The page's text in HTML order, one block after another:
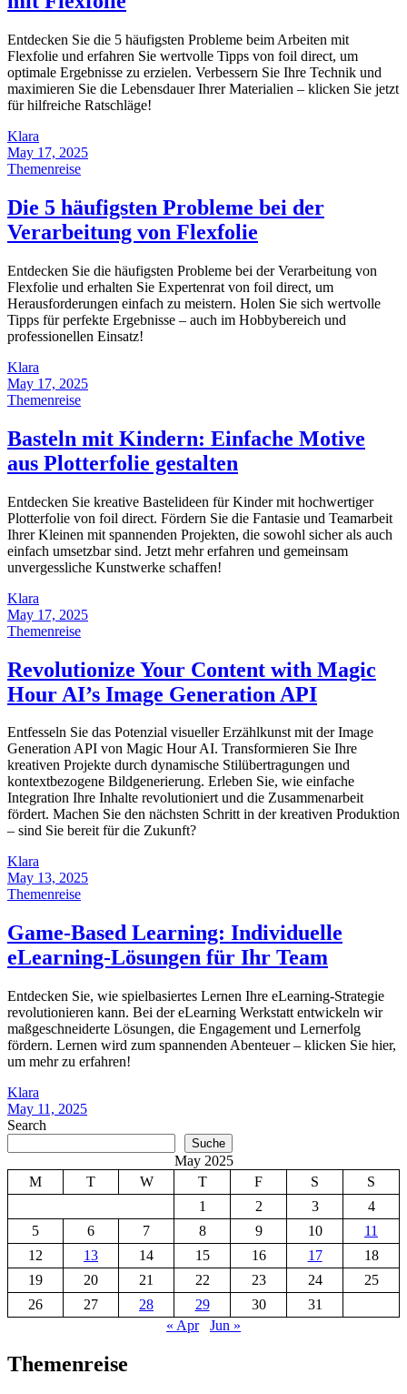
Entdecken Sie die 5 häufigsten Probleme beim Arbeiten mit
Flexfolie und erfahren Sie wertvolle Tipps von foil direct, um
optimale Ergebnisse zu erzielen. Verbessern Sie Ihre Technik und
maximieren Sie die Lebensdauer Ihrer Materialien – klicken Sie jetzt
für hilfreiche Ratschläge!
Klara
May 17, 2025
Themenreise
Die 5 häufigsten Probleme bei der
Verarbeitung von Flexfolie
Entdecken Sie die häufigsten Probleme bei der Verarbeitung von
Flexfolie und erhalten Sie Expertenrat von foil direct, um
Herausforderungen einfach zu meistern. Holen Sie sich wertvolle
Tipps für perfekte Ergebnisse – auch im Hobbybereich und
professionellen Einsatz!
Klara
May 17, 2025
Themenreise
Basteln mit Kindern: Einfache Motive
aus Plotterfolie gestalten
Entdecken Sie kreative Bastelideen für Kinder mit hochwertiger
Plotterfolie von foil direct. Fördern Sie die Fantasie und Teamarbeit
Ihrer Kleinen mit spannenden Projekten, die sowohl sicher als auch
einfach umsetzbar sind. Jetzt mehr erfahren und gemeinsam
unvergessliche Kunstwerke schaffen!
Klara
May 17, 2025
Themenreise
Revolutionize Your Content with Magic
Hour AI’s Image Generation API
Entfesseln Sie das Potenzial visueller Erzählkunst mit der Image
Generation API von Magic Hour AI. Transformieren Sie Ihre
kreativen Projekte durch dynamische Stilübertragungen und
kontextbezogene Bildgenerierung. Erleben Sie, wie einfache
Integration Ihre Inhalte revolutioniert und die Zusammenarbeit
fördert. Machen Sie den nächsten Schritt in der kreativen Produktion
– sind Sie bereit für die Zukunft?
Klara
May 13, 2025
Themenreise
Game-Based Learning: Individuelle
eLearning-Lösungen für Ihr Team
Entdecken Sie, wie spielbasiertes Lernen Ihre eLearning-Strategie
revolutionieren kann. Bei der eLearning Werkstatt entwickeln wir
maßgeschneiderte Lösungen, die Engagement und Lernerfolg
fördern. Lernen wird zum spannenden Abenteuer – klicken Sie hier,
um mehr zu erfahren!
Klara
May 11, 2025
Search
Suche
May 2025
M
T W T F S
S
1
2 3
4
5
6 7 8 9 10
11
12
13 14 15 16 17
18
19
20 21 22 23 24
25
26
27 28 29 30
31
« Apr
Jun »
Themenreise